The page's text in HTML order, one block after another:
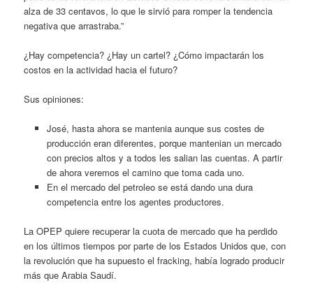
alza de 33 centavos, lo que le sirvió para romper la tendencia
negativa que arrastraba.”
¿Hay competencia? ¿Hay un cartel? ¿Cómo impactarán los
costos en la actividad hacia el futuro?
Sus opiniones:
José, hasta ahora se mantenia aunque sus costes de
producción eran diferentes, porque mantenian un mercado
con precios altos y a todos les salian las cuentas. A partir
de ahora veremos el camino que toma cada uno.
En el mercado del petroleo se está dando una dura
competencia entre los agentes productores.
La OPEP quiere recuperar la cuota de mercado que ha perdido
en los últimos tiempos por parte de los Estados Unidos que, con
la revolución que ha supuesto el fracking, había logrado producir
más que Arabia Saudí.